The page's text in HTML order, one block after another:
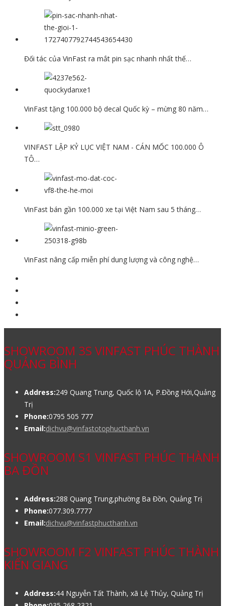
Đối tác của VinFast ra mắt pin sạc nhanh nhất thế…
VinFast tặng 100.000 bộ decal Quốc kỳ – mừng 80 năm…
VINFAST LẬP KỶ LỤC VIỆT NAM - CÁN MỐC 100.000 Ô
TÔ…
VinFast bán gần 100.000 xe tại Việt Nam sau 5 tháng…
VinFast nâng cấp miễn phí dung lượng và công nghệ…
SHOWROOM 3S VINFAST PHÚC THÀNH
QUẢNG BÌNH
Address:249 Quang Trung, Quốc lộ 1A, P.Đồng Hới,Quảng
Trị
Phone:0795 505 777
Email:dichvu@vinfastotophucthanh.vn
SHOWROOM S1 VINFAST PHÚC THÀNH
BA ĐỒN
Address:288 Quang Trung,phường Ba Đồn, Quảng Trị
Phone:077.309.7777
Email:dichvu@vinfastphucthanh.vn
SHOWROOM F2 VINFAST PHÚC THÀNH
KIẾN GIANG
Address:44 Nguyễn Tất Thành, xã Lệ Thủy, Quảng Trị